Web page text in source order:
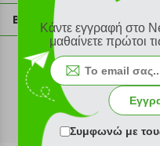
info@plus4u.gr
Η εταιρία
Σημεία παραλαβής
Ευκαιρίες καριέρας
Όροι χρήσης
Sitemap
Βοήθεια
Εξέλιξη παραγγελίας
Τρόποι παραγγελίας
Τρόποι πληρωμής
Τρόποι αποστολής
Πολιτική επιστροφών
Κάντε εγγραφή στο
μαθαίνετε πρώτοι
Συμφωνώ με